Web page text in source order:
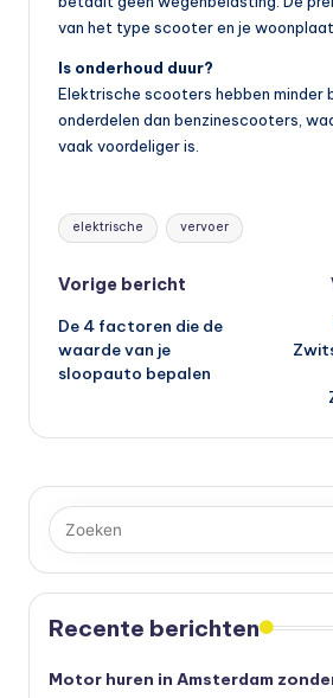
van het type scooter en je
Is onderhoud duur?
Elektrische scooters hebben minder
onderdelen dan benzinescooters,
vaak voordeliger is.
Tags:
elektrische vervoer
Bericht
navigatie
Vorige bericht
De 4 factoren die de
waarde van je
sloopauto bepalen
Recente berichten
Motor huren in Amsterdam